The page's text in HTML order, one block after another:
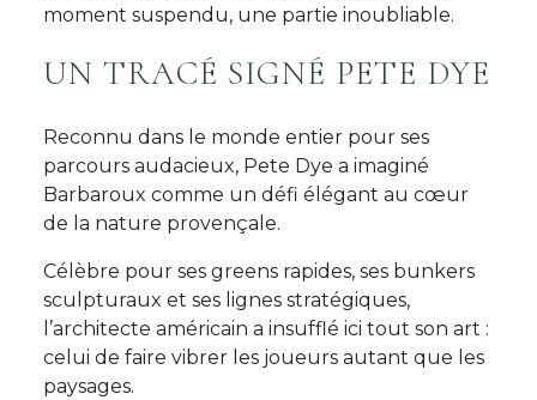
moment suspendu, une partie inoubliable.
UN TRACÉ SIGNÉ PETE DYE
Reconnu dans le monde entier pour ses
parcours audacieux, Pete Dye a imaginé
Barbaroux comme un défi élégant au cœur
de la nature provençale.
Célèbre pour ses greens rapides, ses bunkers
sculpturaux et ses lignes stratégiques,
l’architecte américain a insufflé ici tout son art :
celui de faire vibrer les joueurs autant que les
paysages.